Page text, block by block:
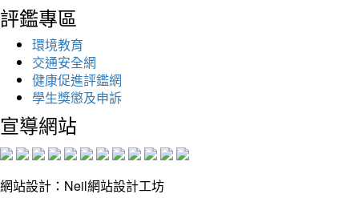
評鑑專區
環境教育
交通安全網
健康促進評鑑網
學生獎懲及申訴
宣導網站
網站設計：Neil網站設計工坊